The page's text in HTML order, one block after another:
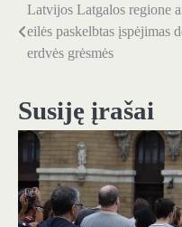
Navigacija
tarp
Latvijos Latgalos regione
eilės paskelbtas įspėjimas
erdvės grėsmės
Susiję įrašai